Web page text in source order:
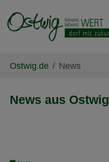
Ostwig.de News
News aus Ostwig